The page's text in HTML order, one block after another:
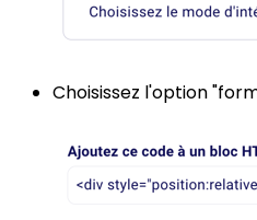
Choisissez l'option